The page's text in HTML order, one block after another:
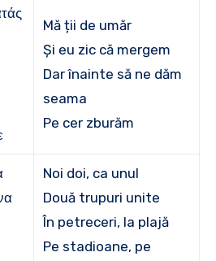
Mă ții de umăr
Și eu zic că mergem
Dar înainte să ne dăm
seama
Pe cer zburăm
Noi doi, ca unul
Două trupuri unite
În petreceri, la plajă
Pe stadioane, pe